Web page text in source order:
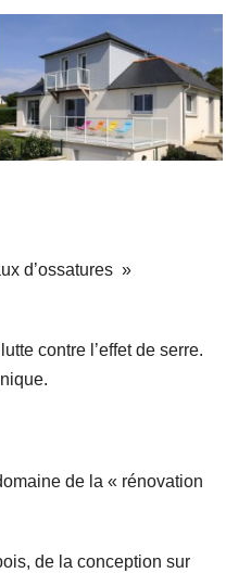
d’ossatures »
contre l’effet de serre.
de la « rénovation
de la conception sur